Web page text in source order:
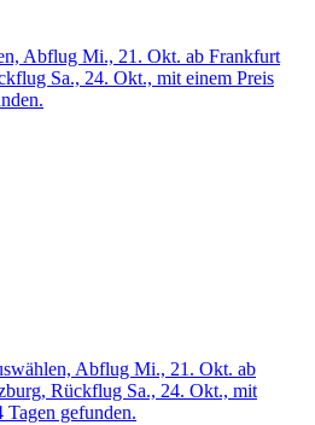
Abflug Mi., 21. Okt. ab Frankfurt
Sa., 24. Okt., mit einem Preis
Abflug Mi., 21. Okt. ab
Rückflug Sa., 24. Okt., mit
gefunden.